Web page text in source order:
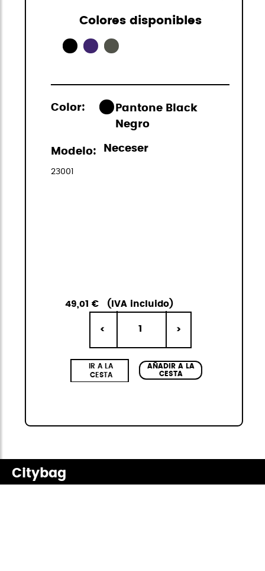
Colores disponibles
Color:
Pantone Black
Negro
Modelo: Neceser
23001
49,01 € (IVA incluido)
< 1 >
IR A LA
CESTA
AÑADIR A LA
CESTA
Citybag